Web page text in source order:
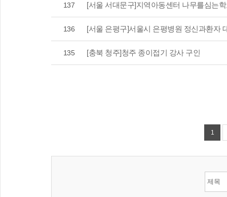
137 [서울 서대문구]지역아동센터 나무를심는
136 [서울 은평구]서울시 은평병원 정신과환자
135 [충북 청주]청주 종이접기 강사 구인
1